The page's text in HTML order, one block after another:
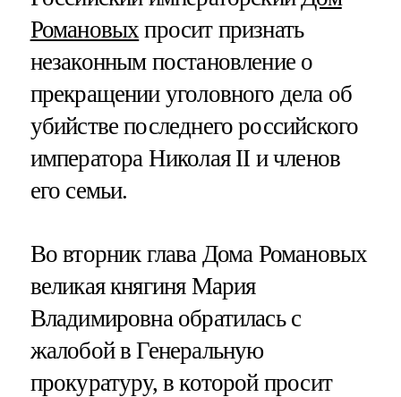
Романовых просит признать
незаконным постановление о
прекращении уголовного дела об
убийстве последнего российского
императора Николая II и членов
его семьи.
Во вторник глава Дома Романовых
великая княгиня Мария
Владимировна обратилась с
жалобой в Генеральную
прокуратуру, в которой просит